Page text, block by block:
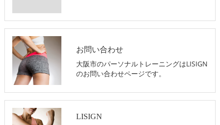
お問い合わせ
大阪市のパーソナルトレーニングはLISIGN
のお問い合わせページです。
LISIGN